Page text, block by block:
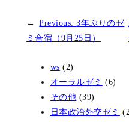
← Previous:3年ぶりのゼ
ミ合宿（9月25日）
ws (2)
オーラルゼミ (6)
その他 (39)
日本政治外交ゼミ